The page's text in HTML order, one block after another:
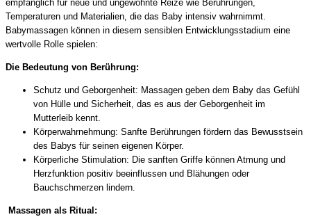
empfänglich für neue und ungewohnte Reize wie Berührungen,
Temperaturen und Materialien, die das Baby intensiv wahrnimmt.
Babymassagen können in diesem sensiblen Entwicklungsstadium eine
wertvolle Rolle spielen:
Die Bedeutung von Berührung:
Schutz und Geborgenheit: Massagen geben dem Baby das Gefühl
von Hülle und Sicherheit, das es aus der Geborgenheit im
Mutterleib kennt.
Körperwahrnehmung: Sanfte Berührungen fördern das Bewusstsein
des Babys für seinen eigenen Körper.
Körperliche Stimulation: Die sanften Griffe können Atmung und
Herzfunktion positiv beeinflussen und Blähungen oder
Bauchschmerzen lindern.
Massagen als Ritual: